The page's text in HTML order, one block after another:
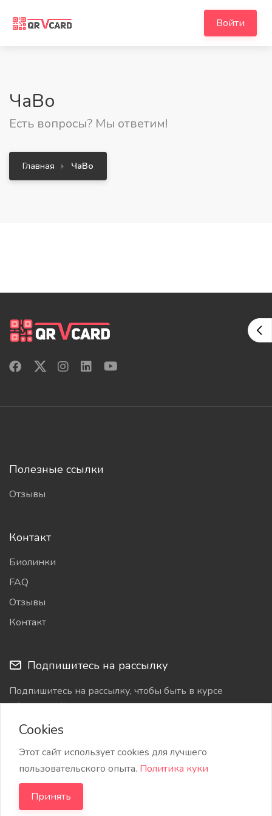
Войти
ЧаВо
Есть вопросы? Мы ответим!
Главная ЧаВо
Полезные ссылки
Отзывы
Контакт
Биолинки
FAQ
Отзывы
Контакт
Подпишитесь на рассылку
Подпишитесь на рассылку, чтобы быть в курсе
обновлений
Copyright © 2026 Bylancer. Все права защищены.
Cookies
Этот сайт использует cookies для лучшего
пользовательского опыта. Политика куки
Принять